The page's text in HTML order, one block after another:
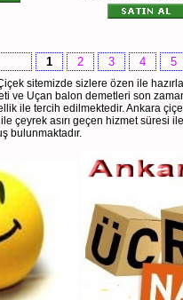
1 2 3 4 5
sitemizde sizlere özen ile
ve Uçan balon demetleri son
ile tercih edilmektedir. Ankara
ile çeyrek asırı geçen hizmet
bulunmaktadır.